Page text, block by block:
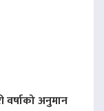
वर्षाको अनुमान